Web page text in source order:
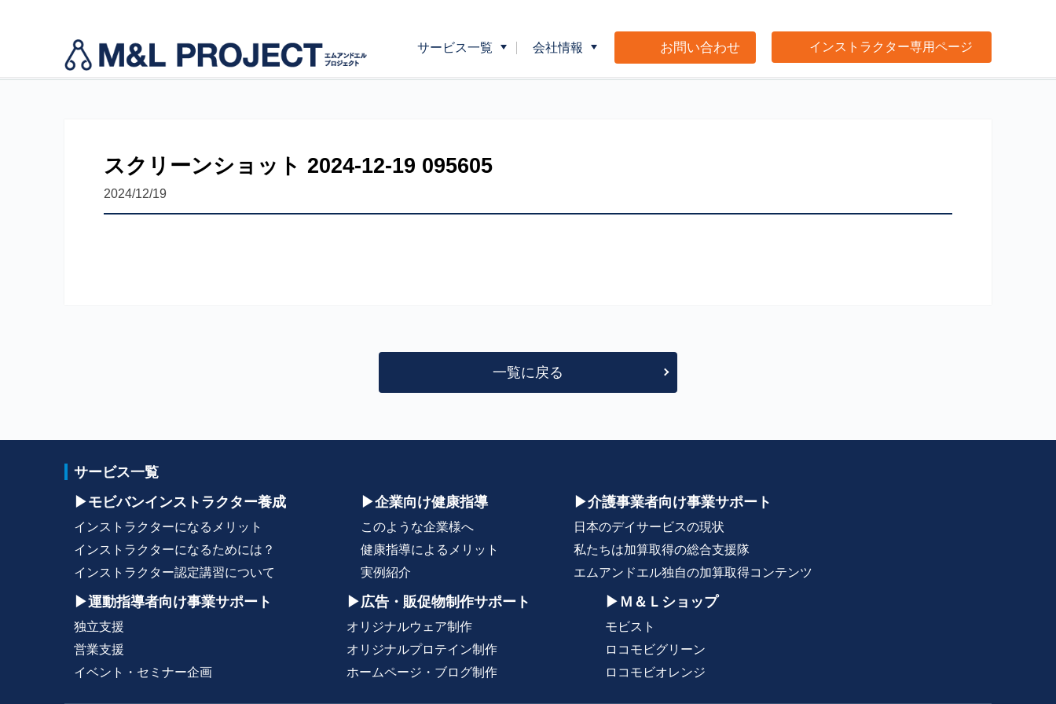
サービス一覧
運動指導者向け事業サポート
会社情報 お問い合わせ インストラクター専用ページ
not found
スクリーンショット 2024-12-19 095605
2024/12/19
一覧に戻る
サービス一覧
▶モビバンインストラクター養成
インストラクターになるメリット
インストラクターになるためには？
インストラクター認定講習について
▶企業向け健康指導
このような企業様へ
健康指導によるメリット
実例紹介
▶介護事業者向け事業サポート
日本のデイサービスの現状
私たちは加算取得の総合支援隊
エムアンドエル独自の加算取得コンテンツ
▶運動指導者向け事業サポート
独立支援
営業支援
イベント・セミナー企画
▶広告・販促物制作サポート
オリジナルウェア制作
オリジナルプロテイン制作
ホームページ・ブログ制作
▶Ｍ＆Ｌショップ
モビスト
ロコモビグリーン
ロコモビオレンジ